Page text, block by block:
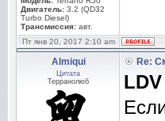
Двигатель: 3.2 (QD32
Turbo Diesel)
Трансмиссия: авт.
Пт янв 20, 2017 2:10 am
Almiqui
Цитата
Терранолюб
Re:
LDV